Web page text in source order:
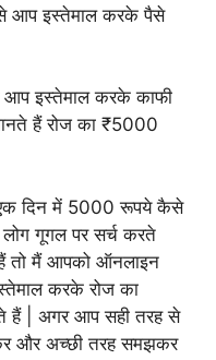
आप इस्तेमाल करके पैसे
आप इस्तेमाल करके काफी
हैं रोज का ₹5000
दिन में 5000 रूपये कैसे
गूगल पर सर्च करते
तो मैं आपको ऑनलाइन
करके रोज का
हैं | अगर आप सही तरह से
और अच्छी तरह समझकर